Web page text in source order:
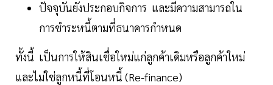
ปัจจุบันยังประกอบกิจการ และมีความสามารถใน
การชำระหนี้ตามที่ธนาคารกำหนด
ทั้งนี้ เป็นการให้สินเชื่อใหม่แก่ลูกค้าเดิมหรือลูกค้าใหม่
และไม่ใช่ลูกหนี้ที่โอนหนี้ (Re-finance)